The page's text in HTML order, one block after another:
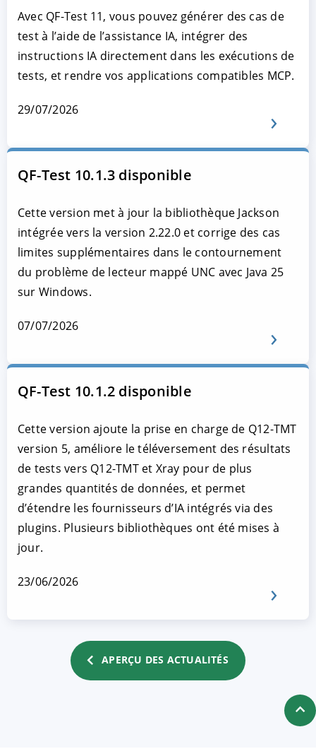
Avec QF-Test 11, vous pouvez générer des cas de
test à l’aide de l’assistance IA, intégrer des
instructions IA directement dans les exécutions de
tests, et rendre vos applications compatibles MCP.
29/07/2026
QF-Test 10.1.3 disponible
Cette version met à jour la bibliothèque Jackson
intégrée vers la version 2.22.0 et corrige des cas
limites supplémentaires dans le contournement
du problème de lecteur mappé UNC avec Java 25
sur Windows.
07/07/2026
QF-Test 10.1.2 disponible
Cette version ajoute la prise en charge de Q12-TMT
version 5, améliore le téléversement des résultats
de tests vers Q12-TMT et Xray pour de plus
grandes quantités de données, et permet
d’étendre les fournisseurs d’IA intégrés via des
plugins. Plusieurs bibliothèques ont été mises à
jour.
23/06/2026
APERÇU DES ACTUALITÉS